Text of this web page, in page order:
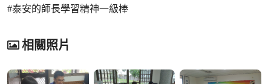
#泰安的師長學習精神一級棒
相關照片